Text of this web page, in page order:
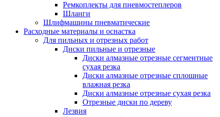
Ремкоплекты для пневмостеплеров
Шланги
Шлифмашины пневматические
Расходные материалы и оснастка
Для пильных и отрезных работ
Диски пильные и отрезные
Диски алмазные отрезные сегментные
сухая резка
Диски алмазные отрезные сплошные
влажная резка
Диски алмазные отрезные сухая резка
Отрезные диски по дереву
Лезвия